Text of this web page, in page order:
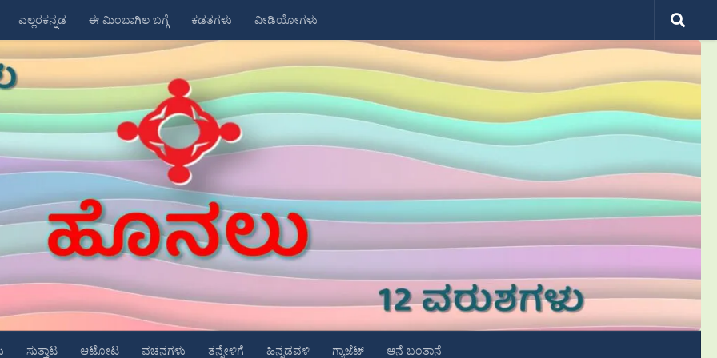
ಎಲ್ಲರಕನ್ನಡ ಈ ಮಿಂಬಾಗಿಲ ಬಗ್ಗೆ ಕಡತಗಳು ವೀಡಿಯೋಗಳು
ಸುತ್ತಾಟ ಆಟೋಟ ವಚನಗಳು ತನ್ನೇಳಿಗೆ ಹಿನ್ನಡವಳಿ ಗ್ಯಾಜೆಟ್ ಆನೆ ಬಂತಾನೆ